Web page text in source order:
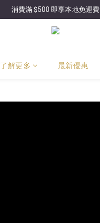
消費滿 $500 即享本地免運費
了解更多 最新優惠